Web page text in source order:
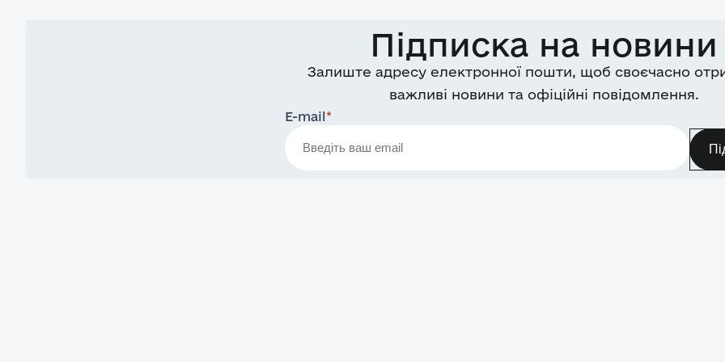
Підписка на новини
Залиште адресу електронної пошти, щоб своєчасно
важливі новини та офіційні повідомлення.
E-mail*